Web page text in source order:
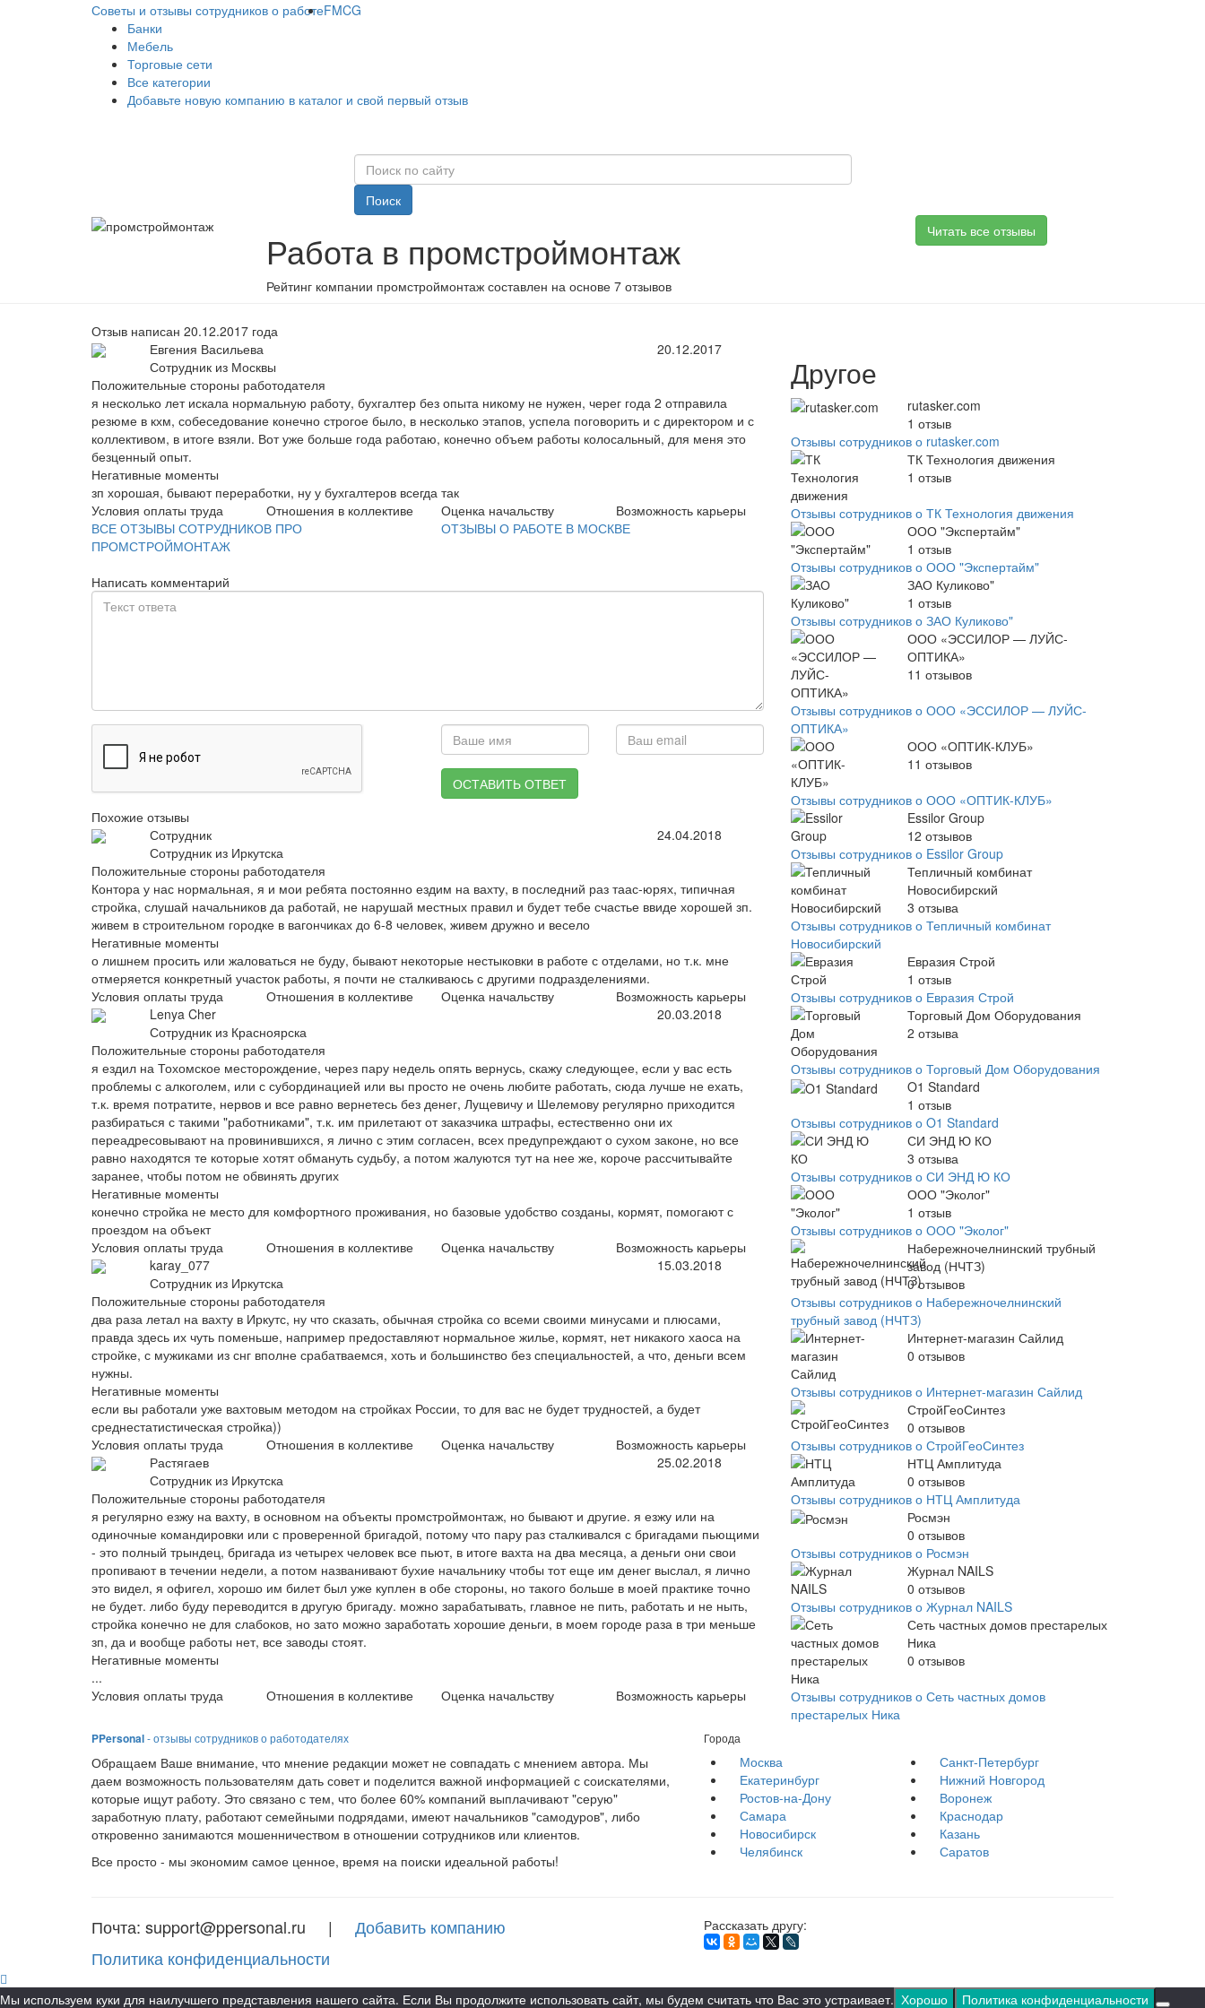
Советы и отзывы сотрудников о работеFMCG
Банки
Мебель
Торговые сети
Все категории
Добавьте новую компанию в каталог и свой первый отзыв
Поиск
Работа в промстроймонтаж
Рейтинг компании промстроймонтаж составлен на основе 7 отзывов
Читать все отзывы
Отзыв написан 20.12.2017 года
Евгения Васильева
Сотрудник из Москвы
20.12.2017
Положительные стороны работодателя
я несколько лет искала нормальную работу, бухгалтер без опыта никому не нужен, черег года 2 отправила
резюме в кхм, собеседование конечно строгое было, в несколько этапов, успела поговорить и с директором и с
коллективом, в итоге взяли. Вот уже больше года работаю, конечно объем работы колосальный, для меня это
безценный опыт.
Негативные моменты
зп хорошая, бывают переработки, ну у бухгалтеров всегда так
Условия оплаты труда
Отношения в коллективе Оценка начальству
Возможность карьеры
ВСЕ ОТЗЫВЫ СОТРУДНИКОВ ПРО
ПРОМСТРОЙМОНТАЖ
ОТЗЫВЫ О РАБОТЕ В МОСКВЕ
Написать комментарий
ОСТАВИТЬ ОТВЕТ
Похожие отзывы
Сотрудник
Сотрудник из Иркутска
24.04.2018
Положительные стороны работодателя
Контора у нас нормальная, я и мои ребята постоянно ездим на вахту, в последний раз таас-юрях, типичная
стройка, слушай начальников да работай, не нарушай местных правил и будет тебе счастье ввиде хорошей зп.
живем в строительном городке в вагончиках до 6-8 человек, живем дружно и весело
Негативные моменты
о лишнем просить или жаловаться не буду, бывают некоторые нестыковки в работе с отделами, но т.к. мне
отмеряется конкретный участок работы, я почти не сталкиваюсь с другими подразделениями.
Условия оплаты труда
Отношения в коллективе Оценка начальству
Возможность карьеры
Lenya Cher
Сотрудник из Красноярска
20.03.2018
Положительные стороны работодателя
я ездил на Тохомское месторождение, через пару недель опять вернусь, скажу следующее, если у вас есть
проблемы с алкоголем, или с субординацией или вы просто не очень любите работать, сюда лучше не ехать,
т.к. время потратите, нервов и все равно вернетесь без денег, Лущевичу и Шелемову регулярно приходится
разбираться с такими "работниками", т.к. им прилетают от заказчика штрафы, естественно они их
переадресовывают на провинившихся, я лично с этим согласен, всех предупреждают о сухом законе, но все
равно находятся те которые хотят обмануть судьбу, а потом жалуются тут на нее же, короче рассчитывайте
заранее, чтобы потом не обвинять других
Негативные моменты
конечно стройка не место для комфортного проживания, но базовые удобство созданы, кормят, помогают с
проездом на объект
Условия оплаты труда
Отношения в коллективе Оценка начальству
Возможность карьеры
karay_077
Сотрудник из Иркутска
15.03.2018
Положительные стороны работодателя
два раза летал на вахту в Иркутс, ну что сказать, обычная стройка со всеми своими минусами и плюсами,
правда здесь их чуть поменьше, например предоставляют нормальное жилье, кормят, нет никакого хаоса на
стройке, с мужиками из снг вполне срабатваемся, хоть и большинство без специальностей, а что, деньги всем
нужны.
Негативные моменты
если вы работали уже вахтовым методом на стройках России, то для вас не будет трудностей, а будет
среднестатистическая стройка))
Условия оплаты труда
Отношения в коллективе Оценка начальству
Возможность карьеры
Растягаев
Сотрудник из Иркутска
25.02.2018
Положительные стороны работодателя
я регулярно езжу на вахту, в основном на объекты промстроймонтаж, но бывают и другие. я езжу или на
одиночные командировки или с проверенной бригадой, потому что пару раз сталкивался с бригадами пьющими
- это полный трындец, бригада из четырех человек все пьют, в итоге вахта на два месяца, а деньги они свои
пропивают в течении недели, а потом названивают бухие начальнику чтобы тот еще им денег выслал, я лично
это видел, я офигел, хорошо им билет был уже куплен в обе стороны, но такого больше в моей практике точно
не будет. либо буду переводится в другую бригаду. можно зарабатывать, главное не пить, работать и не ныть,
стройка конечно не для слабоков, но зато можно заработать хорошие деньги, в моем городе раза в три меньше
зп, да и вообще работы нет, все заводы стоят.
Негативные моменты
...
Условия оплаты труда
Отношения в коллективе Оценка начальству Возможность карьеры
Другое
rutasker.com
1 отзыв
Отзывы сотрудников о rutasker.com
ТК Технология движения
1 отзыв
Отзывы сотрудников о ТК Технология движения
ООО "Экспертайм"
1 отзыв
Отзывы сотрудников о ООО "Экспертайм"
ЗАО Куликово"
1 отзыв
Отзывы сотрудников о ЗАО Куликово"
ООО «ЭССИЛОР — ЛУЙС-
ОПТИКА»
11 отзывов
Отзывы сотрудников о ООО «ЭССИЛОР — ЛУЙС-
ОПТИКА»
ООО «ОПТИК-КЛУБ»
11 отзывов
Отзывы сотрудников о ООО «ОПТИК-КЛУБ»
Essilor Group
12 отзывов
Отзывы сотрудников о Essilor Group
Тепличный комбинат
Новосибирский
3 отзыва
Отзывы сотрудников о Тепличный комбинат
Новосибирский
Евразия Строй
1 отзыв
Отзывы сотрудников о Евразия Строй
Торговый Дом Оборудования
2 отзыва
Отзывы сотрудников о Торговый Дом Оборудования
O1 Standard
1 отзыв
Отзывы сотрудников о O1 Standard
СИ ЭНД Ю КО
3 отзыва
Отзывы сотрудников о СИ ЭНД Ю КО
ООО "Эколог"
1 отзыв
Отзывы сотрудников о ООО "Эколог"
Набережночелнинский трубный
завод (НЧТЗ)
0отзывов
Отзывы сотрудников о Набережночелнинский
трубный завод (НЧТЗ)
Интернет-магазин Сайлид
0 отзывов
Отзывы сотрудников о Интернет-магазин Сайлид
СтройГеоСинтез
0 отзывов
Отзывы сотрудников о СтройГеоСинтез
НТЦ Амплитуда
0 отзывов
Отзывы сотрудников о НТЦ Амплитуда
Росмэн
0 отзывов
Отзывы сотрудников о Росмэн
Журнал NAILS
0 отзывов
Отзывы сотрудников о Журнал NAILS
Сеть частных домов престарелых
Ника
0 отзывов
Отзывы сотрудников о Сеть частных домов
престарелых Ника
PPersonal- отзывы сотрудников о работодателях
Обращаем Ваше внимание, что мнение редакции может не совпадать с мнением автора. Мы
даем возможность пользователям дать совет и поделится важной информацией с соискателями,
которые ищут работу. Это связано с тем, что более 60% компаний выплачивают "серую"
заработную плату, работают семейными подрядами, имеют начальников "самодуров", либо
откровенно занимаются мошенничеством в отношении сотрудников или клиентов.
Все просто - мы экономим самое ценное, время на поиски идеальной работы!
Города
Москва
Санкт-Петербург
Екатеринбург
Нижний Новгород
Ростов-на-Дону
Воронеж
Самара
Краснодар
Новосибирск
Казань
Челябинск
Саратов
Почта: support@ppersonal.ru | Добавить компанию
Политика конфиденциальности
Рассказать другу:
Мы используем куки для наилучшего представления нашего сайта. Если Вы продолжите использовать сайт, мы будем считать что Вас это устраивает. Хорошо Политика конфиденциальности